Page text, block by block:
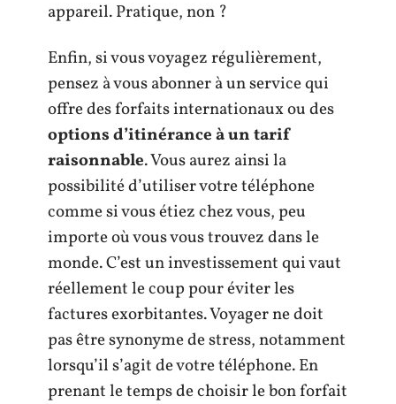
appareil. Pratique, non ?
Enfin, si vous voyagez régulièrement,
pensez à vous abonner à un service qui
offre des forfaits internationaux ou des
options d’itinérance à un tarif
raisonnable. Vous aurez ainsi la
possibilité d’utiliser votre téléphone
comme si vous étiez chez vous, peu
importe où vous vous trouvez dans le
monde. C’est un investissement qui vaut
réellement le coup pour éviter les
factures exorbitantes. Voyager ne doit
pas être synonyme de stress, notamment
lorsqu’il s’agit de votre téléphone. En
prenant le temps de choisir le bon forfait